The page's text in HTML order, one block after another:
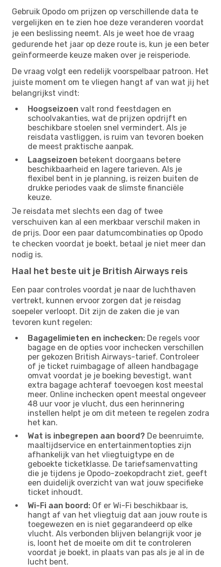
Gebruik Opodo om prijzen op verschillende data te
vergelijken en te zien hoe deze veranderen voordat
je een beslissing neemt. Als je weet hoe de vraag
gedurende het jaar op deze route is, kun je een beter
geïnformeerde keuze maken over je reisperiode.
De vraag volgt een redelijk voorspelbaar patroon. Het
juiste moment om te vliegen hangt af van wat jij het
belangrijkst vindt:
Hoogseizoen valt rond feestdagen en
schoolvakanties, wat de prijzen opdrijft en
beschikbare stoelen snel vermindert. Als je
reisdata vastliggen, is ruim van tevoren boeken
de meest praktische aanpak.
Laagseizoen betekent doorgaans betere
beschikbaarheid en lagere tarieven. Als je
flexibel bent in je planning, is reizen buiten de
drukke periodes vaak de slimste financiële
keuze.
Je reisdata met slechts een dag of twee
verschuiven kan al een merkbaar verschil maken in
de prijs. Door een paar datumcombinaties op Opodo
te checken voordat je boekt, betaal je niet meer dan
nodig is.
Haal het beste uit je British Airways reis
Een paar controles voordat je naar de luchthaven
vertrekt, kunnen ervoor zorgen dat je reisdag
soepeler verloopt. Dit zijn de zaken die je van
tevoren kunt regelen:
Bagagelimieten en inchecken: De regels voor
bagage en de opties voor inchecken verschillen
per gekozen British Airways-tarief. Controleer
of je ticket ruimbagage of alleen handbagage
omvat voordat je je boeking bevestigt, want
extra bagage achteraf toevoegen kost meestal
meer. Online inchecken opent meestal ongeveer
48 uur voor je vlucht, dus een herinnering
instellen helpt je om dit meteen te regelen zodra
het kan.
Wat is inbegrepen aan boord? De beenruimte,
maaltijdservice en entertainmentopties zijn
afhankelijk van het vliegtuigtype en de
geboekte ticketklasse. De tariefsamenvatting
die je tijdens je Opodo-zoekopdracht ziet, geeft
een duidelijk overzicht van wat jouw specifieke
ticket inhoudt.
Wi-Fi aan boord: Of er Wi-Fi beschikbaar is,
hangt af van het vliegtuig dat aan jouw route is
toegewezen en is niet gegarandeerd op elke
vlucht. Als verbonden blijven belangrijk voor je
is, loont het de moeite om dit te controleren
voordat je boekt, in plaats van pas als je al in de
lucht bent.